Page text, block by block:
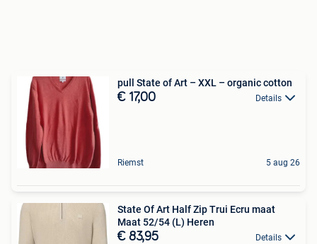
pull State of Art – XXL – organic cotton
€ 17,00 Details
Riemst 5 aug 26
State Of Art Half Zip Trui Ecru maat
Maat 52/54 (L) Heren
€ 83,95 Details